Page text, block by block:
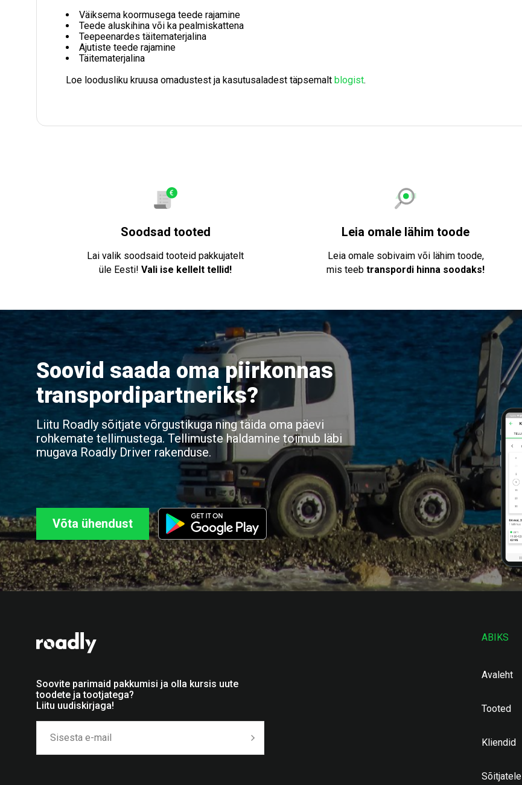
Väiksema koormusega teede rajamine
Teede aluskihina või ka pealmiskattena
Teepeenardes täitematerjalina
Ajutiste teede rajamine
Täitematerjalina
Loe loodusliku kruusa omadustest ja kasutusaladest täpsemalt blogist.
Soodsad tooted
Lai valik soodsaid tooteid pakkujatelt
üle Eesti! Vali ise kellelt tellid!
Leia omale lähim toode
Leia omale sobivaim või lähim toode,
mis teeb transpordi hinna soodaks!
Soovid saada oma piirkonnas
transpordipartneriks?
Liitu Roadly sõitjate võrgustikuga ning täida oma päevi
rohkemate tellimustega. Tellimuste haldamine toimub läbi
mugava Roadly Driver rakenduse.
Võta ühendust
Soovite parimaid pakkumisi ja olla kursis uute
toodete ja tootjatega?
Liitu uudiskirjaga!
ABIKS
Avaleht
Tooted
Kliendid
Sõitjatele